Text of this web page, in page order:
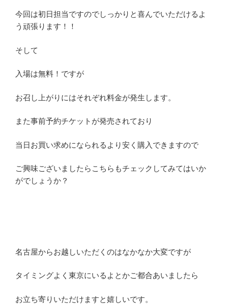
今回は初日担当ですのでしっかりと喜んでいただけるよ
う頑張ります！！
そして
入場は無料！ですが
お召し上がりにはそれぞれ料金が発生します。
また事前予約チケットが発売されており
当日お買い求めになられるより安く購入できますので
ご興味ございましたらこちらもチェックしてみてはいか
がでしょうか？
名古屋からお越しいただくのはなかなか大変ですが
タイミングよく東京にいるよとかご都合あいましたら
お立ち寄りいただけますと嬉しいです。